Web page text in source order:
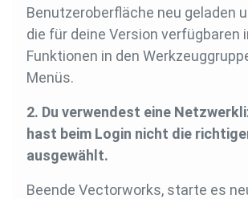
Benutzeroberfläche neu geladen
die für deine Version verfügbaren
Funktionen in den
Menüs.
2. Du verwendest eine
hast beim Login nicht die
ausgewählt.
Beende Vectorworks, starte es